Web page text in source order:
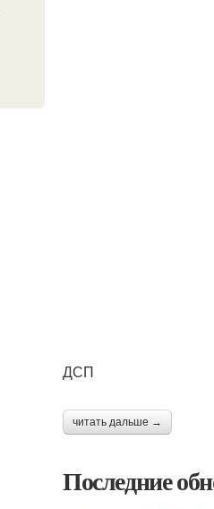
ДСП
читать дальше →
Последние